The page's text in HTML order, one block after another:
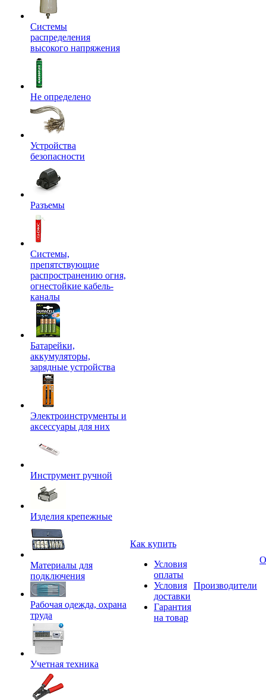
Системы
распределения
высокого напряжения
Не определено
Устройства
безопасности
Разъемы
Системы,
препятствующие
распространению огня,
огнестойкие кабель-
каналы
Батарейки,
аккумуляторы,
зарядные устройства
Электроинструменты и
аксессуары для них
Инструмент ручной
Изделия крепежные
Материалы для
подключения
Рабочая одежда, охрана
труда
Учетная техника
Как купить
Условия
оплаты
Условия
доставки
Гарантия
на товар
Производители